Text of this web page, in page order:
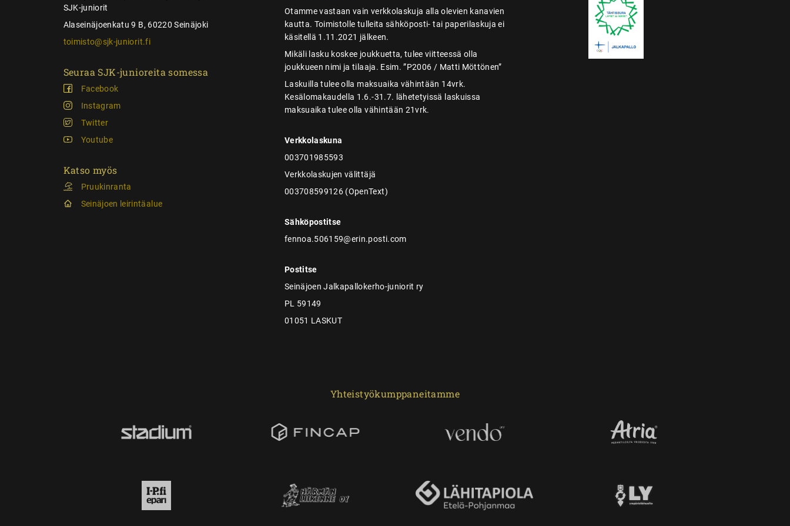
SJK-juniorit
Alaseinäjoenkatu 9 B, 60220 Seinäjoki
toimisto@sjk-juniorit.fi
Seuraa SJK-junioreita somessa
Facebook
Instagram
Twitter
Youtube
Katso myös
Pruukinranta
Seinäjoen leirintäalue
Otamme vastaan vain verkkolaskuja alla olevien kanavien
kautta. Toimistolle tulleita sähköposti- tai paperilaskuja ei
käsitellä 1.11.2021 jälkeen.
Mikäli lasku koskee joukkuetta, tulee viitteessä olla
joukkueen nimi ja tilaaja. Esim. ”P2006 / Matti Möttönen”
Laskuilla tulee olla maksuaika vähintään 14vrk.
Kesälomakaudella 1.6.-31.7. lähetetyissä laskuissa
maksuaika tulee olla vähintään 21vrk.
Verkkolaskuna
003701985593
Verkkolaskujen välittäjä
003708599126 (OpenText)
Sähköpostitse
fennoa.506159@erin.posti.com
Postitse
Seinäjoen Jalkapallokerho-juniorit ry
PL 59149
01051 LASKUT
Yhteistyökumppaneitamme